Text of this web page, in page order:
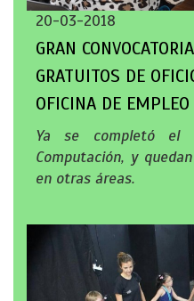
20-03-2018
GRAN
GRATUITOS DE
OFICINA DE
Ya se completó el
Computación, y
en otras áreas.